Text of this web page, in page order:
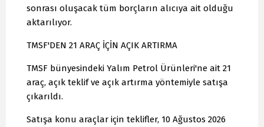
sonrası oluşacak tüm borçların alıcıya ait olduğu
aktarılıyor.
TMSF'DEN 21 ARAÇ İÇİN AÇIK ARTIRMA
TMSF bünyesindeki Yalım Petrol Ürünleri'ne ait 21
araç, açık teklif ve açık artırma yöntemiyle satışa
çıkarıldı.
Satışa konu araçlar için teklifler, 10 Ağustos 2026